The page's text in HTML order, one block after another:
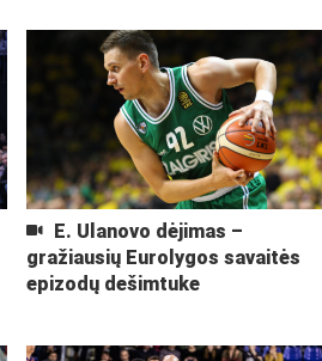
E. Ulanovo dėjimas –
gražiausių Eurolygos savaitės
epizodų dešimtuke